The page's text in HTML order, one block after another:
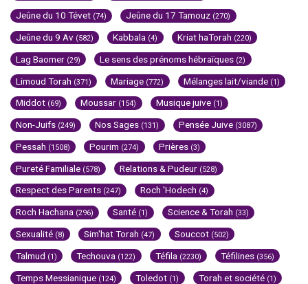
Jeûne du 10 Tévet (74) Jeûne du 17 Tamouz (270)
Jeûne du 9 Av (582) Kabbala (4) Kriat haTorah (220)
Lag Baomer (29) Le sens des prénoms hébraïques (2)
Limoud Torah (371) Mariage (772) Mélanges lait/viande (1)
Middot (69) Moussar (154) Musique juive (1)
Non-Juifs (249) Nos Sages (131) Pensée Juive (3087)
Pessah (1508) Pourim (274) Prières (3)
Pureté Familiale (578) Relations & Pudeur (528)
Respect des Parents (247) Roch 'Hodech (4)
Roch Hachana (296) Santé (1) Science & Torah (33)
Sexualité (8) Sim'hat Torah (47) Souccot (502)
Talmud (1) Techouva (122) Téfila (2230) Téfilines (356)
Temps Messianique (124) Toledot (1) Torah et société (1)